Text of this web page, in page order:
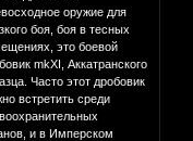
оружие для
боя, боя в тесных
это боевой
mkXI, Аккатранского
Часто этот дробовик
встретить среди
и в Имперском